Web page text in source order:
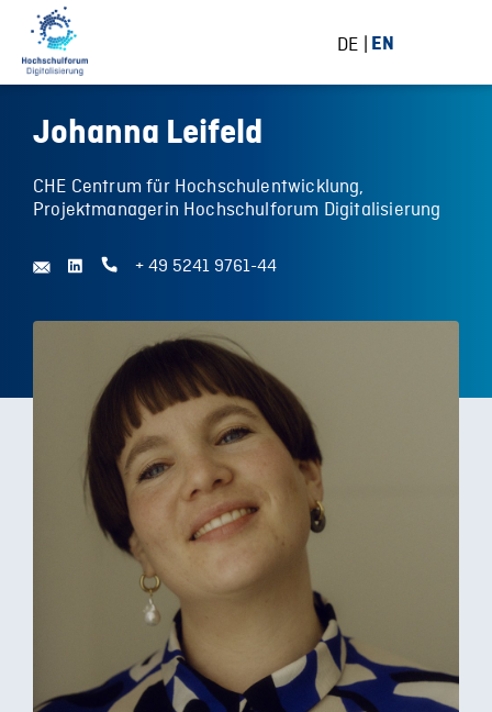
DE EN
Johanna Leifeld
CHE Centrum für Hochschulentwicklung,
Projektmanagerin Hochschulforum Digitalisierung
+ 49 5241 9761-44